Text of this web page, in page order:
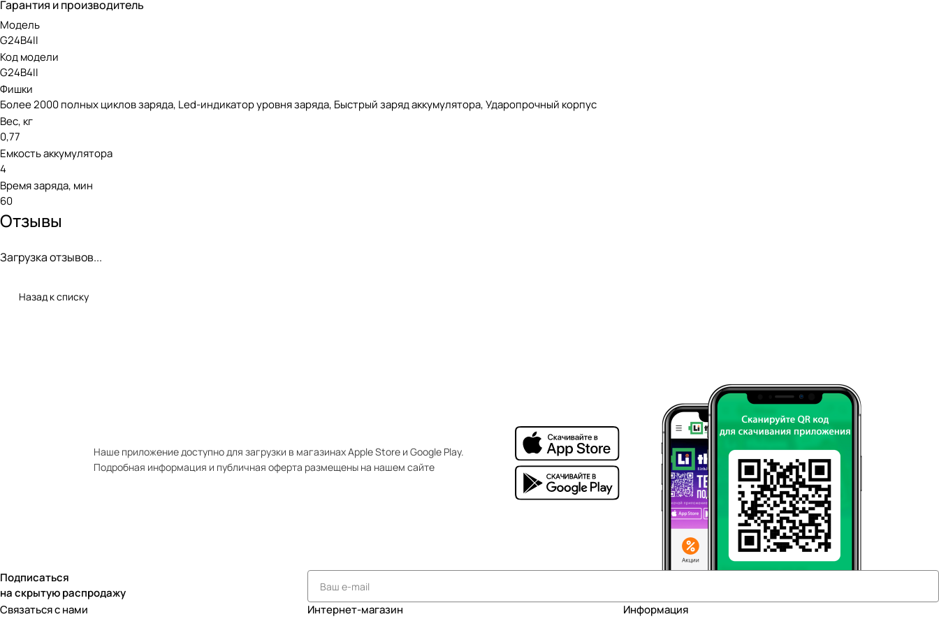
которой представлены инструменты для любых бытовых работ.
Гарантия и производитель
Модель
G24B4II
Код модели
G24B4II
Фишки
Более 2000 полных циклов заряда, Led-индикатор уровня заряда, Быстрый заряд аккумулятора, Ударопрочный корпус
Вес, кг
0,77
Емкость аккумулятора
4
Время заряда, мин
60
Отзывы
Загрузка отзывов...
Назад к списку
Наше приложение доступно для загрузки в магазинах Apple Store и Google Play.
Подробная информация и публичная оферта размещены на нашем сайте
Подписаться
на скрытую распродажу
Связаться с нами
Интернет-магазин Информация